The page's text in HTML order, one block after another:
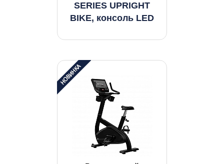
SERIES UPRIGHT
BIKE, консоль LED